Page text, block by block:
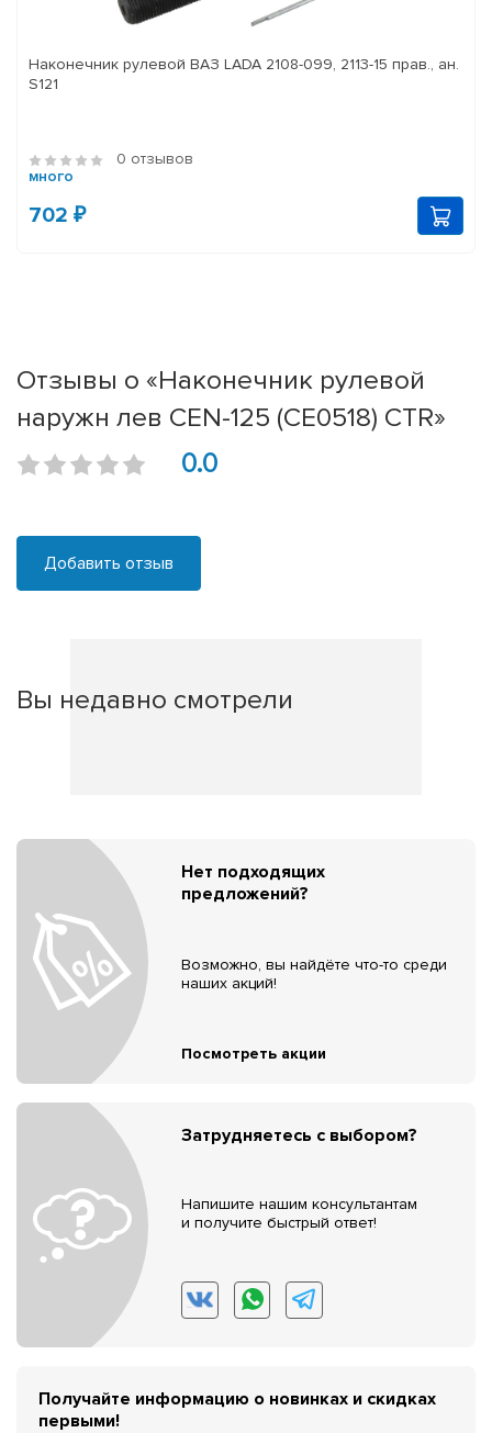
Наконечник рулевой ВАЗ LADA 2108-099, 2113-15 прав., ан.
S121
0 отзывов
много
702 ₽
Отзывы о «Наконечник рулевой
наружн лев CEN-125 (CE0518) CTR»
0.0
Добавить отзыв
Вы недавно смотрели
Нет подходящих
предложений?
Возможно, вы найдёте что-то среди
наших акций!
Посмотреть акции
Затрудняетесь с выбором?
Напишите нашим консультантам
и получите быстрый ответ!
Получайте информацию о новинках и скидках
первыми!